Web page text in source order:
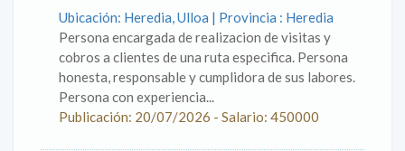
Ubicación: Heredia, Ulloa | Provincia : Heredia
Persona encargada de realizacion de visitas y
cobros a clientes de una ruta especifica. Persona
honesta, responsable y cumplidora de sus labores.
Persona con experiencia...
Publicación: 20/07/2026 - Salario: 450000